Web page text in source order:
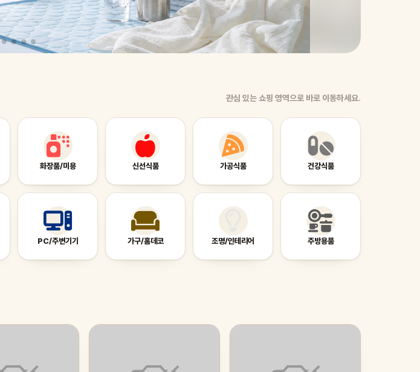
관심 있는 쇼핑 영역으로 바로 이동하세요.
화장품/미용 신선식품 가공식품 건강식품
PC/주변기기 가구/홈데코 조명/인테리어 주방용품